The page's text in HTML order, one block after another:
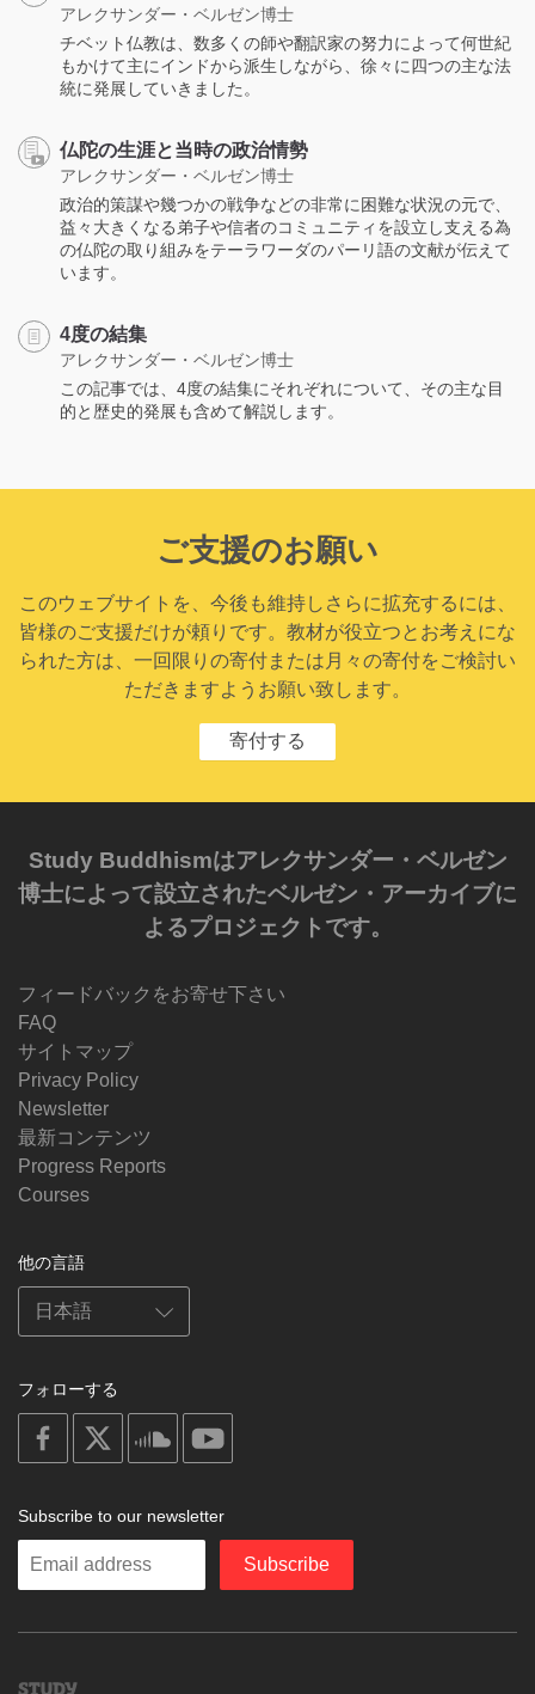
アレクサンダー・ベルゼン博士
チベット仏教は、数多くの師や翻訳家の努力によって何世紀
もかけて主にインドから派生しながら、徐々に四つの主な法
統に発展していきました。
仏陀の生涯と当時の政治情勢
アレクサンダー・ベルゼン博士
政治的策謀や幾つかの戦争などの非常に困難な状況の元で、
益々大きくなる弟子や信者のコミュニティを設立し支える為
の仏陀の取り組みをテーラワーダのパーリ語の文献が伝えて
います。
4度の結集
アレクサンダー・ベルゼン博士
この記事では、4度の結集にそれぞれについて、その主な目
的と歴史的発展も含めて解説します。
ご支援のお願い
このウェブサイトを、今後も維持しさらに拡充するには、
皆様のご支援だけが頼りです。教材が役立つとお考えにな
られた方は、一回限りの寄付または月々の寄付をご検討い
ただきますようお願い致します。
寄付する
Study Buddhismはアレクサンダー・ベルゼン
博士によって設立されたベルゼン・アーカイブに
よるプロジェクトです。
フィードバックをお寄せ下さい
FAQ
サイトマップ
Privacy Policy
Newsletter
最新コンテンツ
Progress Reports
Courses
他の言語
フォローする
on
facebook
soundcloud
Subscribe to our newsletter
Enter
Subscribe
Study